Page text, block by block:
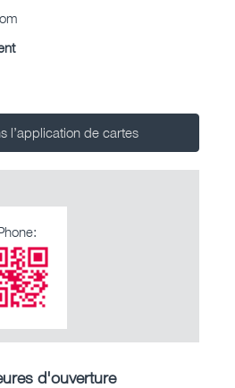
l’application de cartes
d'ouverture